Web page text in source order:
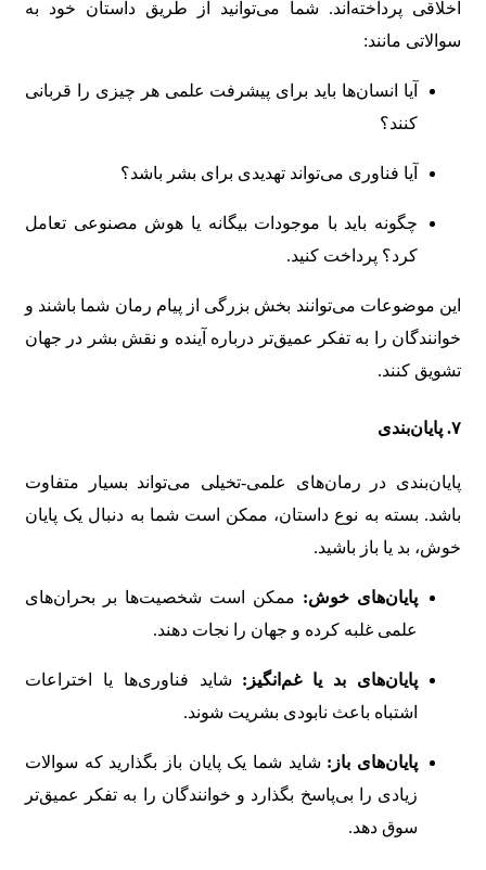
اخلاقی پرداخته‌اند. شما می‌توانید از طریق داستان خود به
سوالاتی مانند:
آیا انسان‌ها باید برای پیشرفت علمی هر چیزی را قربانی
کنند؟
آیا فناوری می‌تواند تهدیدی برای بشر باشد؟
چگونه باید با موجودات بیگانه یا هوش مصنوعی تعامل
کرد؟ پرداخت کنید.
این موضوعات می‌توانند بخش بزرگی از پیام رمان شما باشند و
خوانندگان را به تفکر عمیق‌تر درباره آینده و نقش بشر در جهان
تشویق کنند.
۷. پایان‌بندی
پایان‌بندی در رمان‌های علمی-تخیلی می‌تواند بسیار متفاوت
باشد. بسته به نوع داستان، ممکن است شما به دنبال یک پایان
خوش، بد یا باز باشید.
پایان‌های خوش: ممکن است شخصیت‌ها بر بحران‌های
علمی غلبه کرده و جهان را نجات دهند.
پایان‌های بد یا غم‌انگیز: شاید فناوری‌ها یا اختراعات
اشتباه باعث نابودی بشریت شوند.
پایان‌های باز: شاید شما یک پایان باز بگذارید که سوالات
زیادی را بی‌پاسخ بگذارد و خوانندگان را به تفکر عمیق‌تر
سوق دهد.